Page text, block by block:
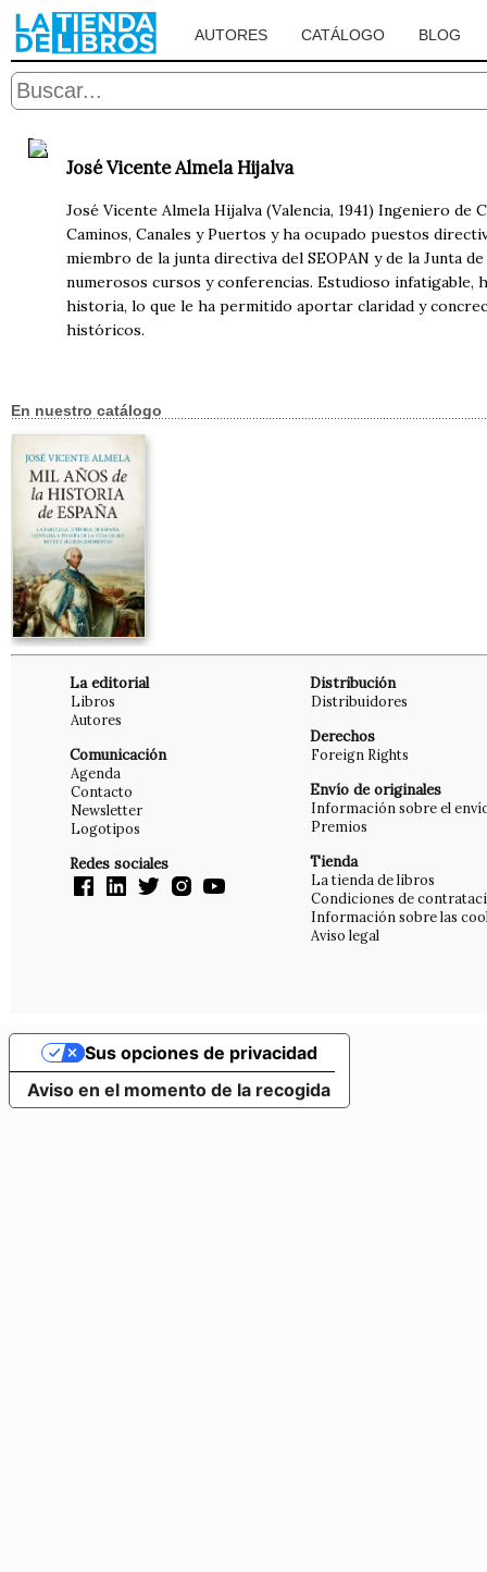
AUTORES CATÁLOGO BLOG
José Vicente Almela Hijalva
José Vicente Almela Hijalva (Valencia, 1941) Ingeniero
Caminos, Canales y Puertos y ha ocupado puestos
miembro de la junta directiva del SEOPAN y de la Junta
numerosos cursos y conferencias. Estudioso
historia, lo que le ha permitido aportar claridad y
históricos.
En nuestro catálogo
La editorial
Libros
Autores
Comunicación
Agenda
Contacto
Newsletter
Logotipos
Redes sociales
Distribución
Distribuidores
Derechos
Foreign Rights
Envío de originales
Información sobre el
Premios
Tienda
La tienda de libros
Condiciones de
Información sobre las
Aviso legal
Aviso en el momento de la recogida
Sus opciones de privacidad